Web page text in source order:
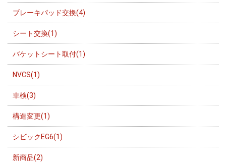
ブレーキパッド交換(4)
シート交換(1)
バケットシート取付(1)
NVCS(1)
車検(3)
構造変更(1)
シビックEG6(1)
新商品(2)